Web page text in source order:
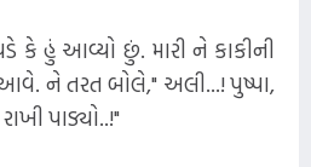
કે હું આવ્યો છું. મારી ને કાકીની
ને તરત બોલે," અલી...! પુષ્પા,
પાડ્યો..!"